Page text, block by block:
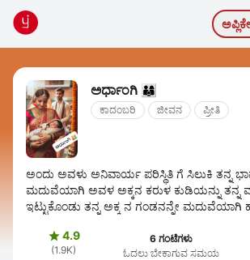
ಅರ್ಧಾಂಗಿ 👨‍👩‍👦
ಕಾದಂಬರಿ ಜೀವನ ಪ್ರೀತಿ
ಅಂದು ಅವಳು ಅನಿವಾರ್ಯ ಪರಿಸ್ಥಿತಿ ಗೆ ಸಿಲುಕಿ ತನ್ನ
ಮದುವೆಯಾಗಿ ಅವಳ ಅಕ್ಕನ ಕರುಳ ಕುಡಿಯನ್ನು ತನ್ನ
ಇಟ್ಟುಕೊಂಡು ತನ್ನ ಅಕ್ಕ ನ ಗಂಡನನ್ನೇ ಮದುವೆಯಾಗಿ
4.9
(1.9K)
6 ಗಂಟೆಗಳು
ಓದಲು ಬೇಕಾಗುವ ಸಮಯ